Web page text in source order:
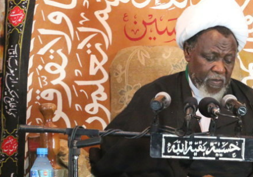
DE 2013
Imam Ali Ibn Al-Hussein (A.S.)
o Clemente, o Misericordioso! Diante da data em que
do quarto Imam dos muçulmanos, o Imam Ali Ibn Al-
Táleb (A.S.), conhecido por “Zein Al-Ábidin” (Formosura